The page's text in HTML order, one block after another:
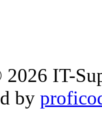
IT-
by